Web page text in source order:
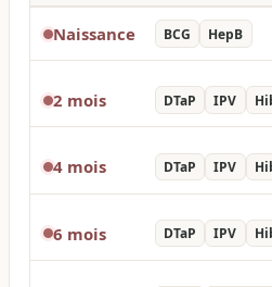
Naissance BCG HepB
2 mois DTaP IPV
4 mois DTaP IPV
6 mois DTaP IPV